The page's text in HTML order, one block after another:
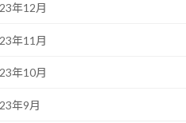
年12月
年11月
年10月
年9月